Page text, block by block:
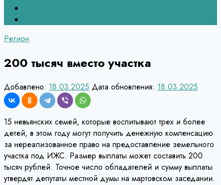
Регион
200 тысяч вместо участка
Добавлено: 18.03.2025 Дата обновления: 18.03.2025
15 невьянских семей, которые воспитывают трех и более
детей, в этом году могут получить денежную компенсацию
за нереализованное право на предоставление земельного
участка под ИЖС. Размер выплаты может составить 200
тысяч рублей. Точное число обладателей и сумму выплаты
утвердят депутаты местной думы на мартовском заседании.